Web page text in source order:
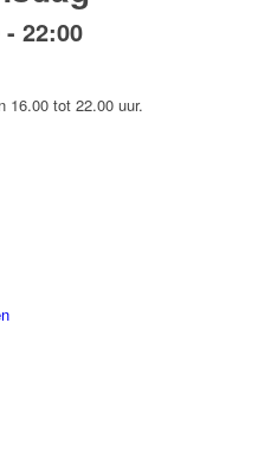
- 22:00
16.00 tot 22.00 uur.